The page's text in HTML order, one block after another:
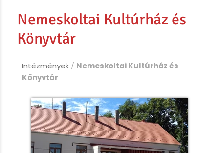
Nemeskoltai Kultúrház és
Könyvtár
Intézmények / Nemeskoltai Kultúrház és
Könyvtár